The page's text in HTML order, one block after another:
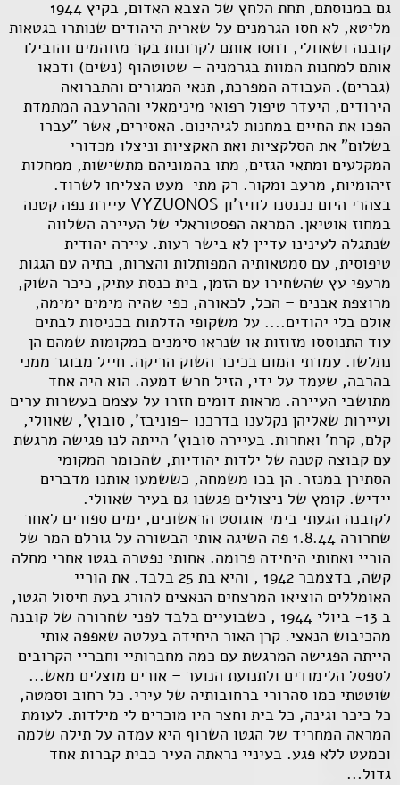
גם במנוסתם, תחת הלחץ של הצבא האדום, בקיץ 1944
מליטא, לא חסו הגרמנים על שארית היהודים שנותרו בגטאות
קובנה ושאוולי, דחסו אותם לקרונות בקר מזוהמים והובילו
אותם למחנות המוות בגרמניה – שטוטהוף (נשים) ודכאו
(גברים). העבודה המפרכת, תנאי המגורים והתברואה
הירודים, היעדר טיפול רפואי מינימאלי וההרעבה המתמדת
הפכו את החיים במחנות לגיהינום. האסירים, אשר "עברו
בשלום" את הסלקציות ואת האקציות וניצלו מכדורי
המקלעים ומתאי הגזים, מתו בהמוניהם מתשישות, ממחלות
זיהומיות, מרעב ומקור. רק מתי-מעט הצליחו לשרוד.
בצהרי היום נכנסנו לוויז'ון VYZUONOS עיירת נפה קטנה
במחוז אוטיאן. המראה הפסטוראלי של העיירה השלווה
שנתגלה לעינינו עדיין לא בישר רעות. עיירה יהודית
טיפוסית, עם סמטאותיה המפותלות והצרות, בתיה עם הגגות
מרעפי עץ שהשחירו עם הזמן, בית כנסת עתיק, כיכר השוק,
מרוצפת אבנים – הכל, לכאורה, כפי שהיה מימים ימימה,
אולם בלי יהודים.... על משקופי הדלתות בכניסות לבתים
עוד התנוססו מזוזות או שנראו סימנים במקומות שמהם הן
נתלשו. עמדתי המום בכיכר השוק הריקה. חייל מבוגר ממני
בהרבה, שעמד על ידי, הזיל חרש דמעה. הוא היה אחד
מתושבי העיירה. מראות דומים חזרו על עצמם בעשרות ערים
ועיירות שאליהן נקלענו בדרכנו –פוניבז', סובוץ', שאוולי,
קלם, קרח' ואחרות. בעיירה סובוץ' הייתה לנו פגישה מרגשת
עם קבוצה קטנה של ילדות יהודיות, שהכומר המקומי
הסתירן במנזר. הן בכו משמחה, כששמעו אותנו מדברים
יידיש. קומץ של ניצולים פגשנו גם בעיר שאוולי.
לקובנה הגעתי בימי אוגוסט הראשונים, ימים ספורים לאחר
שחרורה 1.8.44 פה השיגה אותי הבשורה על גורלם המר של
הוריי ואחותי היחידה פרומה. אחותי נפטרה בגטו אחרי מחלה
קשה, בדצמבר 1942 , והיא בת 25 בלבד. את הוריי
האומללים הוציאו המרצחים הנאצים להורג בעת חיסול הגטו,
ב 13- ביולי 1944 , כשבועיים בלבד לפני שחרורה של קובנה
מהכיבוש הנאצי. קרן האור היחידה בעלטה שאפפה אותי
הייתה הפגישה המרגשת עם כמה מחברותיי וחבריי הקרובים
לספסל הלימודים ולתנועת הנוער – אורים מוצלים מאש...
שוטטתי כמו סהרורי ברחובותיה של עירי. כל רחוב וסמטה,
כל כיכר וגינה, כל בית וחצר היו מוכרים לי מילדות. לעומת
המראה המחריד של הגטו השרוף היא עמדה על תילה שלמה
וכמעט ללא פגע. בעיניי נראתה העיר כבית קברות אחד
גדול...